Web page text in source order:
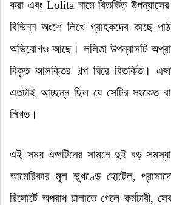
করা এবং Lolita নামে বিতর্কিত উপন্যাসের
বিভিন্ন অংশে লিখে গ্রাহকদের কাছে
অভিযোগও আছে । ললিতা উপন্যাসটি
বিকৃত আসক্তির গল্প ঘিরে বিতর্কিত।
এতটাই আচ্ছন্ন ছিল যে সেটির সংকেত বা
লিখত।
এই সময় এপ্সটিনের সামনে দুই বড় সমস্যা
আমেরিকার মূল ভূখণ্ডে হোটেল,
রিসোর্টে অপরাধ চালাতে গেলে কর্মচারী,